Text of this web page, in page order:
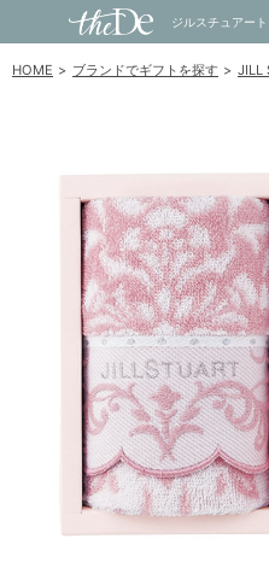
HOME ブランドでギフトを探す JILL